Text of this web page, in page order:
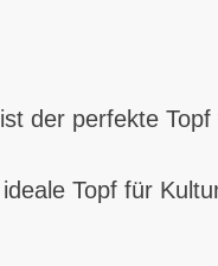
der perfekte
Topf für